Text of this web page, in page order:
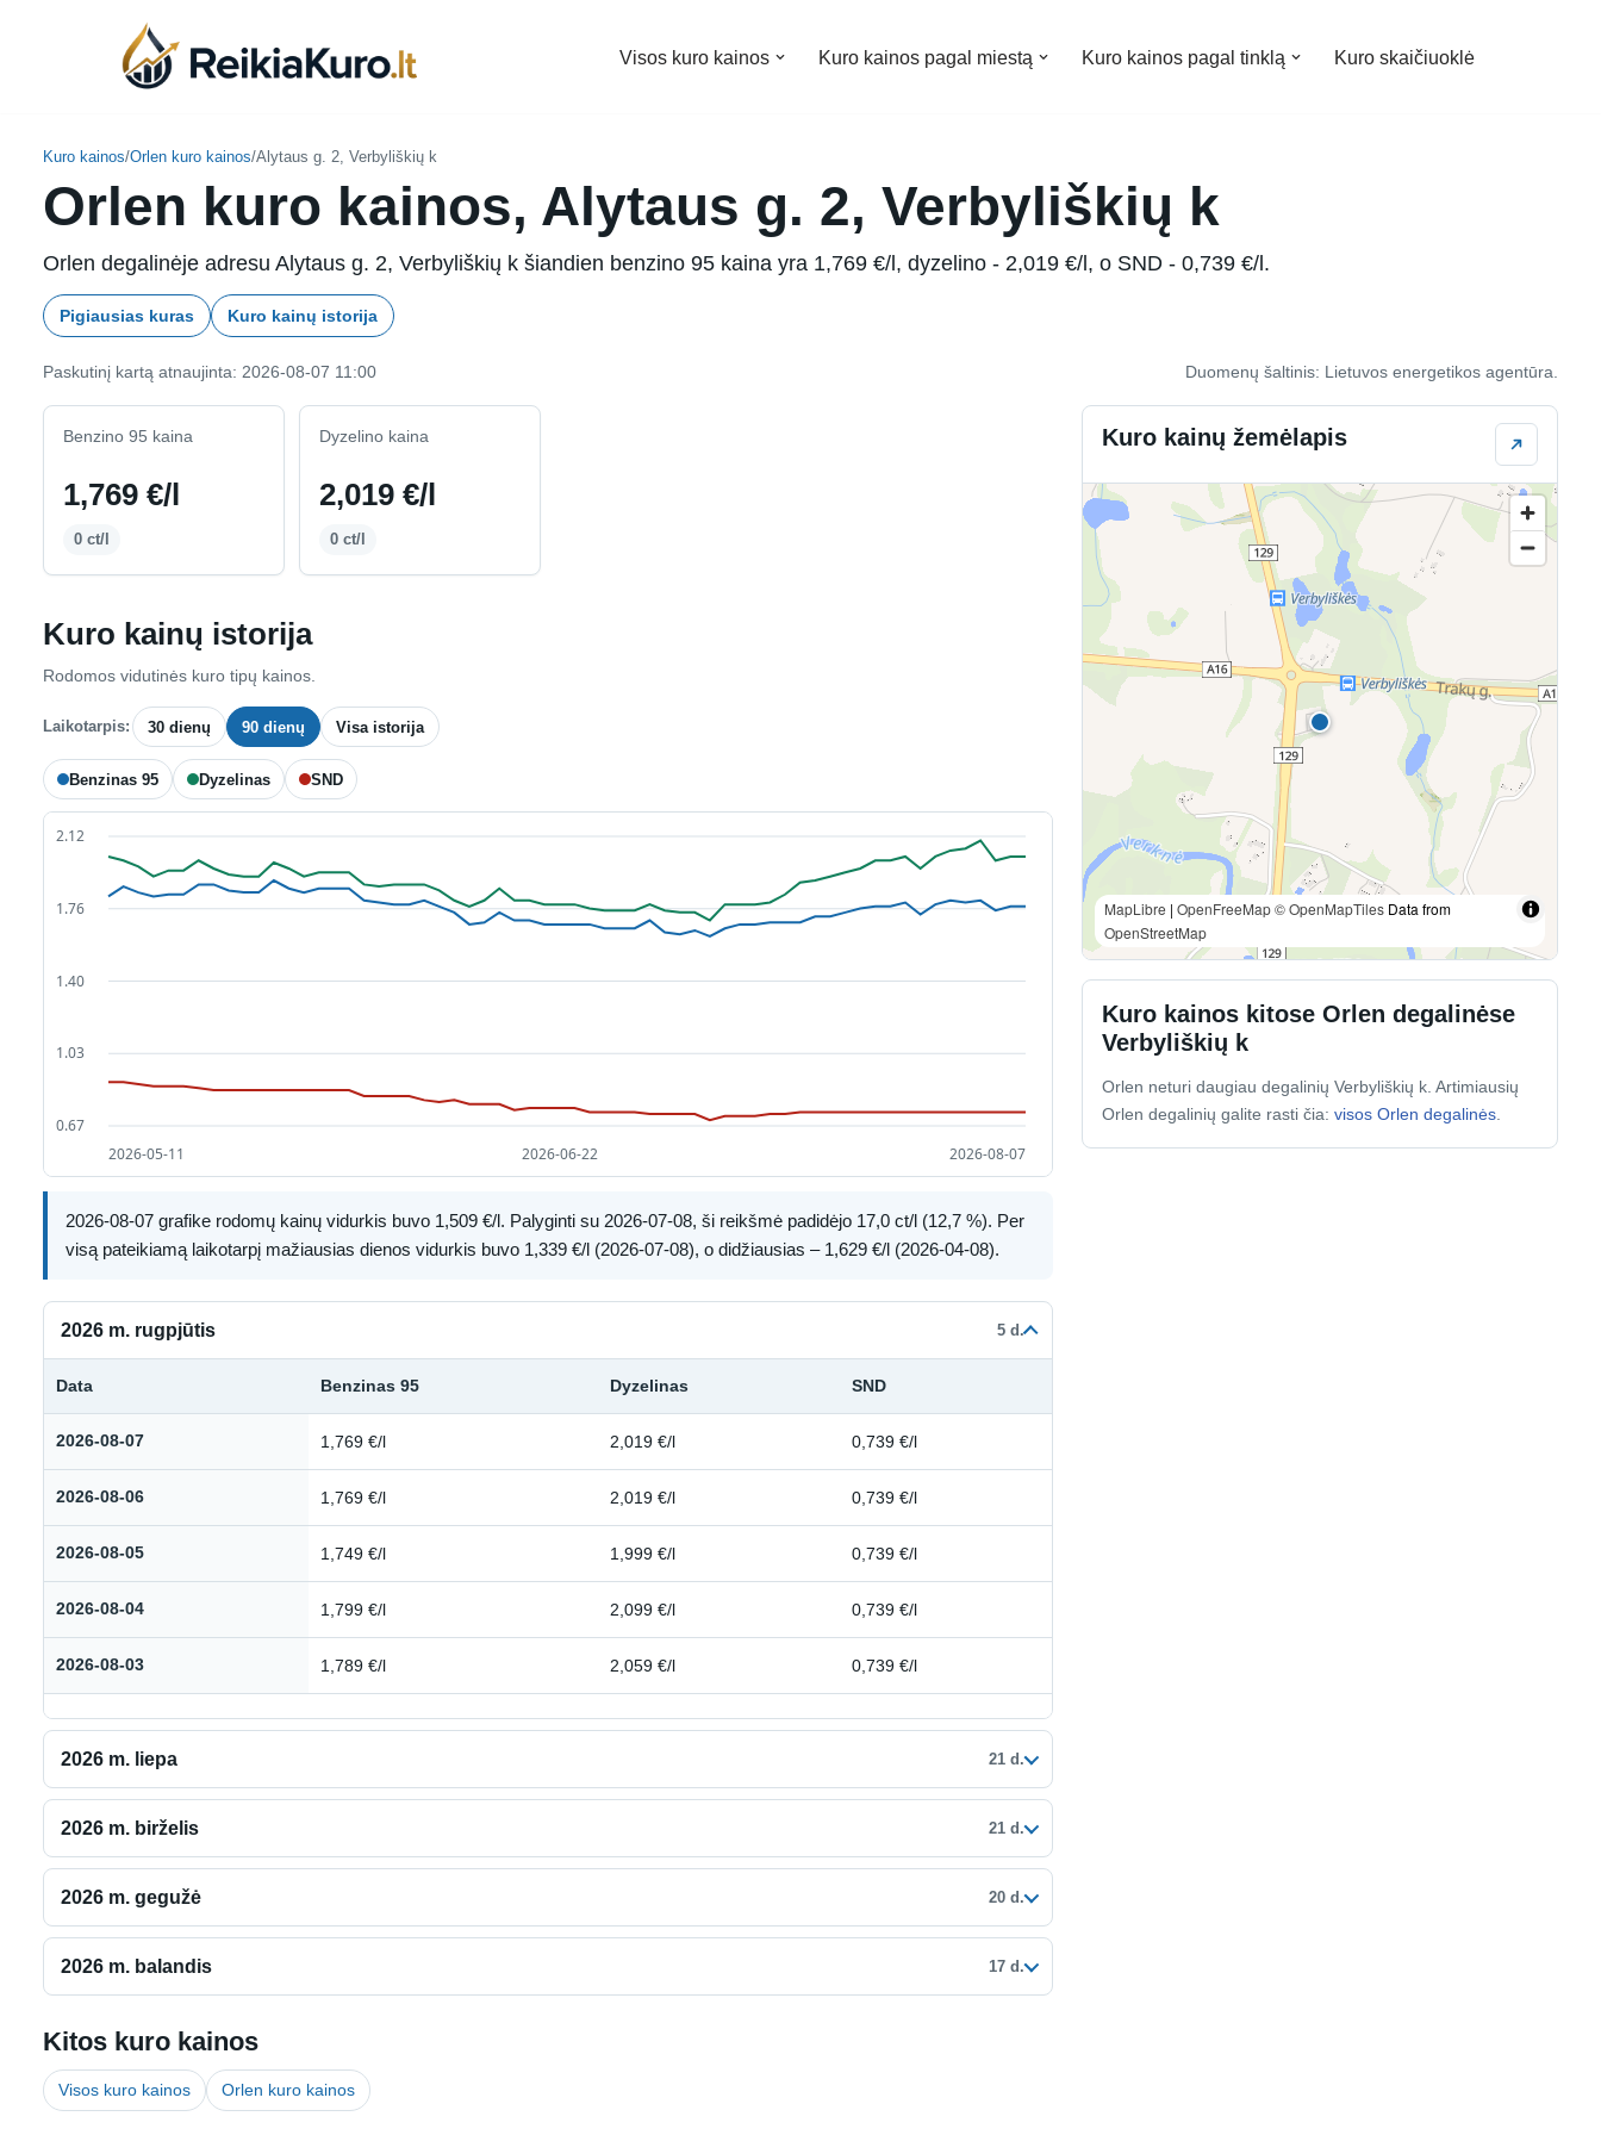
Visos kuro kainos Kuro kainos pagal miestą Kuro kainos pagal tinklą Kuro skaičiuoklė
Kuro kainos/Orlen kuro kainos/Alytaus g. 2, Verbyliškių k
Orlen kuro kainos, Alytaus g. 2, Verbyliškių k
Orlen degalinėje adresu Alytaus g. 2, Verbyliškių k šiandien benzino 95 kaina yra 1,769 €/l, dyzelino - 2,019 €/l, o SND - 0,739 €/l.
Pigiausias kuras Kuro kainų istorija
Paskutinį kartą atnaujinta: 2026-08-07 11:00 Duomenų šaltinis: Lietuvos energetikos agentūra.
Benzino 95 kaina
1,769 €/l
0 ct/l
Dyzelino kaina
2,019 €/l
0 ct/l
Kuro kainų istorija
Rodomos vidutinės kuro tipų kainos.
Laikotarpis: 30 dienų 90 dienų Visa istorija
Benzinas 95 Dyzelinas SND
2026-08-07 grafike rodomų kainų vidurkis buvo 1,509 €/l. Palyginti su 2026-07-08, ši reikšmė padidėjo 17,0 ct/l (12,7 %). Per
visą pateikiamą laikotarpį mažiausias dienos vidurkis buvo 1,339 €/l (2026-07-08), o didžiausias – 1,629 €/l (2026-04-08).
2026 m. rugpjūtis 5 d.
Kuro kainų istorija: 2026 m. rugpjūtis
Data Benzinas 95 Dyzelinas SND
2026-08-07 1,769 €/l 2,019 €/l 0,739 €/l
2026-08-06 1,769 €/l 2,019 €/l 0,739 €/l
2026-08-05 1,749 €/l 1,999 €/l 0,739 €/l
2026-08-04 1,799 €/l 2,099 €/l 0,739 €/l
2026-08-03 1,789 €/l 2,059 €/l 0,739 €/l
2026 m. liepa 21 d.
2026 m. birželis 21 d.
2026 m. gegužė 20 d.
2026 m. balandis 17 d.
Kitos kuro kainos
Visos kuro kainos Orlen kuro kainos
Kuro kainų žemėlapis
MapLibre | OpenFreeMap© OpenMapTiles Data from
OpenStreetMap
Kuro kainos kitose Orlen degalinėse
Verbyliškių k
Orlen neturi daugiau degalinių Verbyliškių k. Artimiausių
Orlen degalinių galite rasti čia: visos Orlen degalinės.